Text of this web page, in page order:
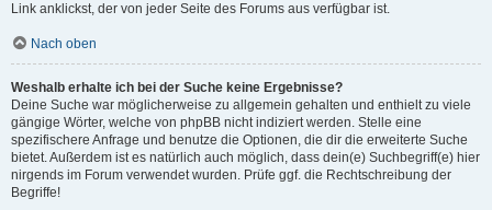
Link anklickst, der von jeder Seite des Forums aus verfügbar ist.
Nach oben
Weshalb erhalte ich bei der Suche keine Ergebnisse?
Deine Suche war möglicherweise zu allgemein gehalten und enthielt zu viele
gängige Wörter, welche von phpBB nicht indiziert werden. Stelle eine
spezifischere Anfrage und benutze die Optionen, die dir die erweiterte Suche
bietet. Außerdem ist es natürlich auch möglich, dass dein(e) Suchbegriff(e) hier
nirgends im Forum verwendet wurden. Prüfe ggf. die Rechtschreibung der
Begriffe!